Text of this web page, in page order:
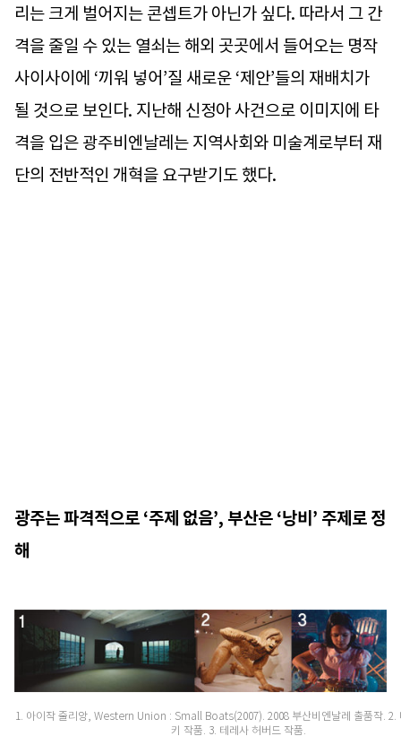
리는 크게 벌어지는 콘셉트가 아닌가 싶다. 따라서 그 간
격을 줄일 수 있는 열쇠는 해외 곳곳에서 들어오는 명작
사이사이에 ‘끼워 넣어’질 새로운 ‘제안’들의 재배치가
될 것으로 보인다. 지난해 신정아 사건으로 이미지에 타
격을 입은 광주비엔날레는 지역사회와 미술계로부터 재
단의 전반적인 개혁을 요구받기도 했다.
광주는 파격적으로 ‘주제 없음’, 부산은 ‘낭비’ 주제로 정
해
1. 아이작 줄리앙, Western Union : Small Boats(2007). 2008 부산비엔날레 출품작. 2.
키 작품. 3. 테레사 허버드 작품.